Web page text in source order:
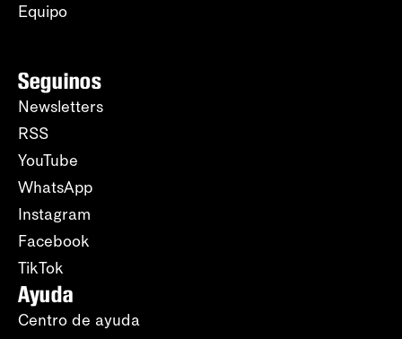
Equipo
Seguinos
Newsletters
RSS
YouTube
WhatsApp
Instagram
Facebook
TikTok
Ayuda
Centro de ayuda